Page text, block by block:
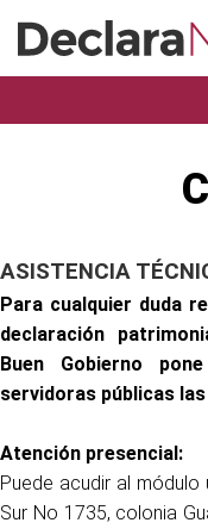
Inicio
Acerca de
Personas
Declaraciones
ASISTENCIA
Para cualquier duda
declaración
Buen Gobierno
servidoras públicas
Atención presencial:
Puede acudir al
Sur No 1735, colonia